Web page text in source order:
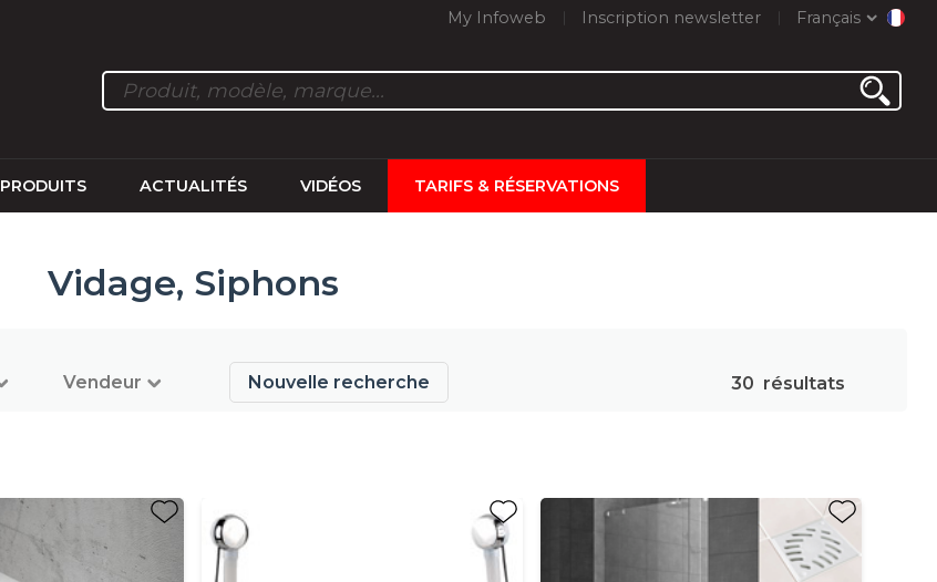
My Infoweb Inscription newsletter Français
PRODUITS ACTUALITÉS VIDÉOS TARIFS & RÉSERVATIONS
Vidage, Siphons
Vendeur 30 résultats
Nouvelle recherche